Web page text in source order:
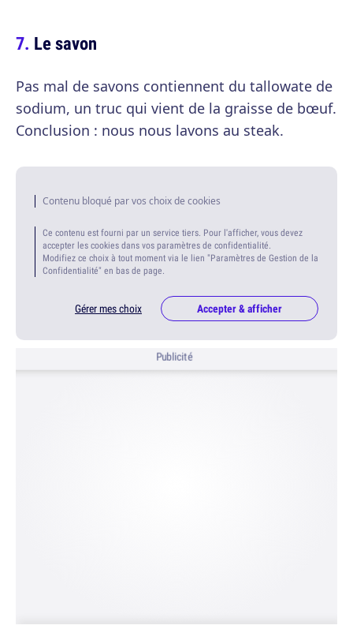
Le savon
Pas mal de savons contiennent du tallowate de
sodium, un truc qui vient de la graisse de bœuf.
Conclusion : nous nous lavons au steak.
Contenu bloqué par vos choix de cookies
Ce contenu est fourni par un service tiers. Pour l'afficher, vous devez
accepter les cookies dans vos paramètres de confidentialité.
Modifiez ce choix à tout moment via le lien "Paramètres de Gestion de la
Confidentialité" en bas de page.
Gérer mes choix Accepter & afficher
Publicité